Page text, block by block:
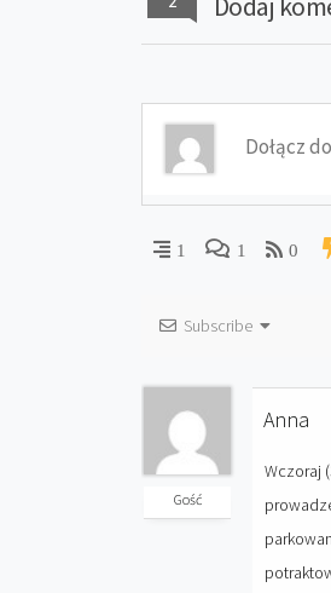
1 1 0
Subscribe
Gość
Anna
Wczoraj